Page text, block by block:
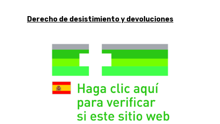
Derecho de desistimiento y devoluciones